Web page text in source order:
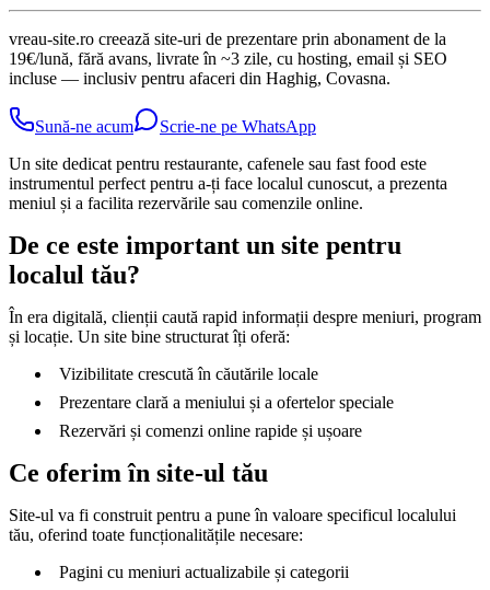
vreau-site.ro creează site-uri de prezentare prin abonament de la
19€/lună, fără avans, livrate în ~3 zile, cu hosting, email și SEO
incluse — inclusiv pentru afaceri din Haghig, Covasna.
Sună-ne acum
Scrie-ne pe WhatsApp
Un site dedicat pentru restaurante, cafenele sau fast food este
instrumentul perfect pentru a-ți face localul cunoscut, a prezenta
meniul și a facilita rezervările sau comenzile online.
De ce este important un site pentru
localul tău?
În era digitală, clienții caută rapid informații despre meniuri, program
și locație. Un site bine structurat îți oferă:
Vizibilitate crescută în căutările locale
Prezentare clară a meniului și a ofertelor speciale
Rezervări și comenzi online rapide și ușoare
Ce oferim în site-ul tău
Site-ul va fi construit pentru a pune în valoare specificul localului
tău, oferind toate funcționalitățile necesare:
Pagini cu meniuri actualizabile și categorii